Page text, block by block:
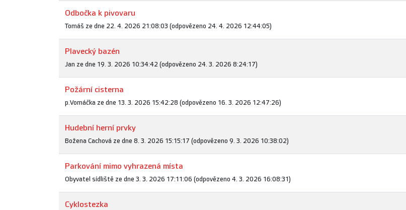
Odbočka k pivovaru
Tomáš ze dne 22. 4. 2026 21:08:03 (odpovězeno 24. 4. 2026 12:44:05)
Plavecký bazén
Jan ze dne 19. 3. 2026 10:34:42 (odpovězeno 24. 3. 2026 8:24:17)
Požární cisterna
p.Vomáčka ze dne 13. 3. 2026 15:42:28 (odpovězeno 16. 3. 2026 12:47:26)
Hudební herní prvky
Božena Cachová ze dne 8. 3. 2026 15:15:17 (odpovězeno 9. 3. 2026 10:38:02)
Parkování mimo vyhrazená místa
Obyvatel sídliště ze dne 3. 3. 2026 17:11:06 (odpovězeno 4. 3. 2026 16:08:31)
Cyklostezka